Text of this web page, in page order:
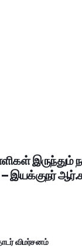
இருந்தும்
– இயக்குநர்
விமர்சனம்